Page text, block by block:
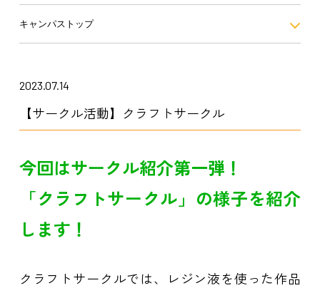
キャンパストップ
2023.07.14
【サークル活動】クラフトサークル
今回はサークル紹介第一弾！
「クラフトサークル」の様子を紹介
します！
クラフトサークルでは、レジン液を使った作品